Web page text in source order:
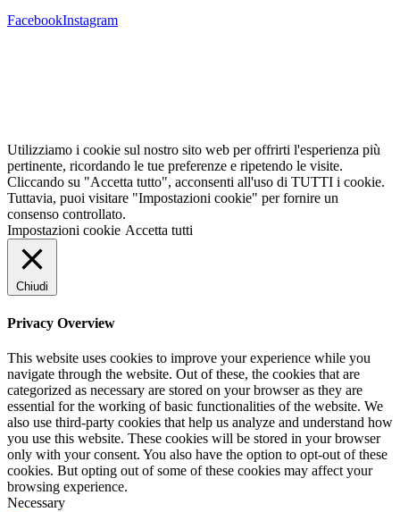
FacebookInstagram
Utilizziamo i cookie sul nostro sito web per offrirti l'esperienza più
pertinente, ricordando le tue preferenze e ripetendo le visite.
Cliccando su "Accetta tutto", acconsenti all'uso di TUTTI i cookie.
Tuttavia, puoi visitare "Impostazioni cookie" per fornire un
consenso controllato.
Impostazioni cookie Accetta tutti
Chiudi
Privacy Overview
This website uses cookies to improve your experience while you
navigate through the website. Out of these, the cookies that are
categorized as necessary are stored on your browser as they are
essential for the working of basic functionalities of the website. We
also use third-party cookies that help us analyze and understand how
you use this website. These cookies will be stored in your browser
only with your consent. You also have the option to opt-out of these
cookies. But opting out of some of these cookies may affect your
browsing experience.
Necessary